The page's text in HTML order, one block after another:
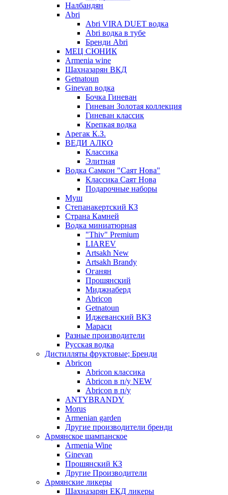
Налбандян
Abri
Abri VIRA DUET водка
Abri водка в тубе
Бренди Abri
МЕЦ СЮНИК
Armenia wine
Шахназарян ВКД
Getnatoun
Ginevan водка
Бочка Гиневан
Гиневан Золотая коллекция
Гиневан классик
Крепкая водка
Арегак К.З.
ВЕДИ АЛКО
Классика
Элитная
Водка Самкон "Саят Нова"
Классика Саят Нова
Подарочные наборы
Муш
Степанакертский КЗ
Страна Камней
Водка миниатюрная
"Thiv" Premium
LIAREV
Artsakh New
Artsakh Brandy
Оганян
Прошянский
Миджнаберд
Abricon
Getnatoun
Иджеванский ВКЗ
Мараси
Разные производители
Русская водка
Дистилляты фруктовые; Бренди
Abricon
Abricon классика
Abricon в п/у NEW
Abricon в п/у
ANTYBRANDY
Morus
Armenian garden
Другие производители бренди
Армянское шампанское
Armenia Wine
Ginevan
Прошянский КЗ
Другие Производители
Армянские ликеры
Шахназарян ЕКД ликеры